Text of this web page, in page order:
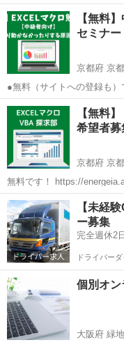
られるもの ー最新のAIが使えるようになる ーEXCELマクロのプ
ログラミングがわかる ー
京都 京都市 VBA
【無料
セミナー
京都府 京
●無料（サイトへの登録
https://energeia.app/event/1376/detail ＜開催概要
９月３日（土） １３:００
京都 京都市 VBA
【無料
希望者募
京都府 京
無料です！ https://energeia.app/club/500/detail この度、オンライン部
活サイト ENERGEIA 内に
探求部」 という...
京都 京都市 VBA
【未経
ー募集
完全週休2
ドライバー
個別オ
大阪府 緑